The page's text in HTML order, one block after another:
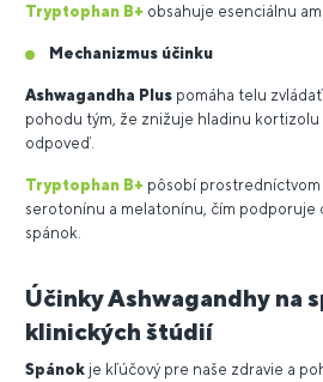
Tryptophan B+ obsahuje esenciálnu
Mechanizmus účinku
Ashwagandha Plus pomáha telu
pohodu tým, že znižuje hladinu kortizolu
odpoveď.
Tryptophan B+ pôsobí prostredníctvom
serotonínu a melatonínu, čím podporuje
spánok.
Účinky Ashwagandhy na
klinických štúdií
Spánok je kľúčový pre naše zdravie a